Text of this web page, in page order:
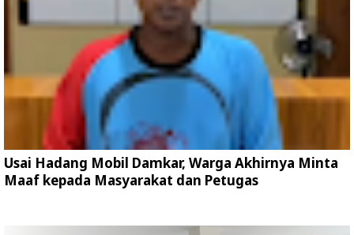
Usai Hadang Mobil Damkar, Warga Akhirnya Minta
Maaf kepada Masyarakat dan Petugas